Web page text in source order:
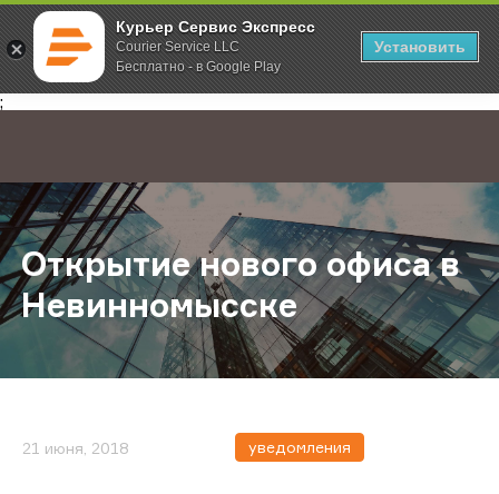
Курьер Сервис Экспресс
Courier Service LLC
Бесплатно - в Google Play
Установить
;
Главная О компании Новости Открытие нового офиса в
Открытие нового офиса в
Невинномысске
21 июня, 2018 уведомления